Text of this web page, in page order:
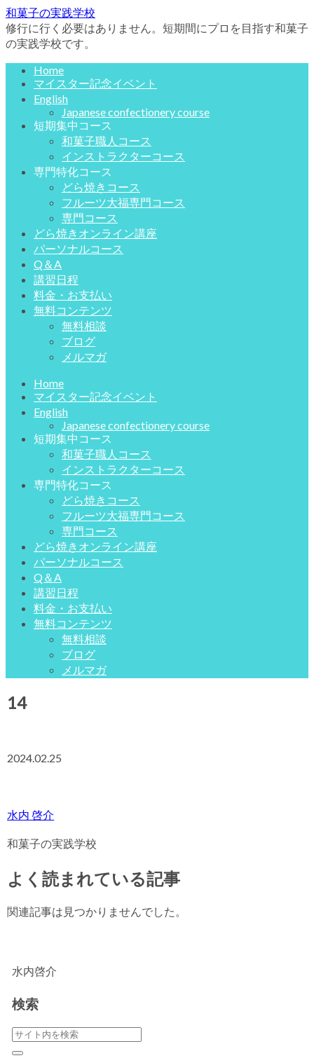
和菓子の実践学校
修行に行く必要はありません。短期間にプロを目指す和菓子
の実践学校です。
Home
マイスター記念イベント
English
Japanese confectionery course
短期集中コース
和菓子職人コース
インストラクターコース
専門特化コース
どら焼きコース
フルーツ大福専門コース
専門コース
どら焼きオンライン講座
パーソナルコース
Q＆A
講習日程
料金・お支払い
無料コンテンツ
無料相談
ブログ
メルマガ
Home
マイスター記念イベント
English
Japanese confectionery course
短期集中コース
和菓子職人コース
インストラクターコース
専門特化コース
どら焼きコース
フルーツ大福専門コース
専門コース
どら焼きオンライン講座
パーソナルコース
Q＆A
講習日程
料金・お支払い
無料コンテンツ
無料相談
ブログ
メルマガ
14
2024.02.25
水内 啓介
和菓子の実践学校
よく読まれている記事
関連記事は見つかりませんでした。
水内啓介
検索